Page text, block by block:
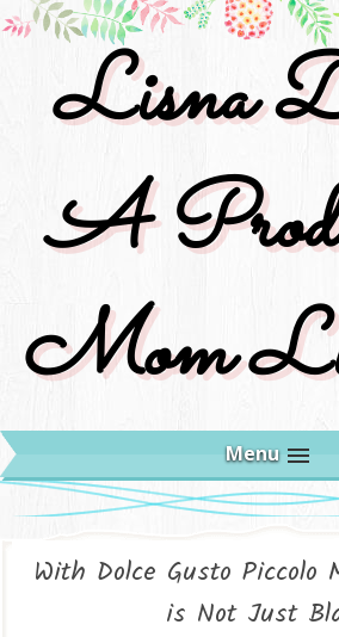
Lisna
A
Mom
Menu
With Dolce Gusto Piccolo
is Not Just